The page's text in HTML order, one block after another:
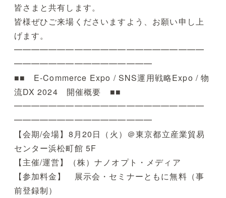
皆さまと共有します。
皆様ぜひご来場くださいますよう、お願い申し上
げます。
━━━━━━━━━━━━━━━━━━━━━━
━━━━━━━━━━━━━━━━
■■ E-Commerce Expo / SNS運用戦略Expo / 物
流DX 2024 開催概要 ■■
━━━━━━━━━━━━━━━━━━━━━━
━━━━━━━━━━━━━━━━
【会期/会場】8月20日（火）＠東京都立産業貿易
センター浜松町館 5F
【主催/運営】（株）ナノオプト・メディア
【参加料金】 展示会・セミナーともに無料（事
前登録制）